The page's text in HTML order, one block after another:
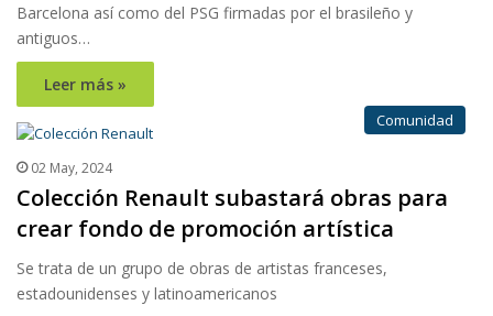
Barcelona así como del PSG firmadas por el brasileño y
antiguos…
Leer más »
Comunidad
02 May, 2024
Colección Renault subastará obras para
crear fondo de promoción artística
Se trata de un grupo de obras de artistas franceses,
estadounidenses y latinoamericanos